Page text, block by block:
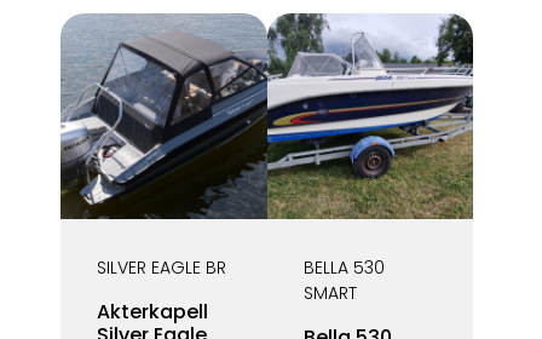
SILVER EAGLE BR
Akterkapell
BELLA 530
SMART